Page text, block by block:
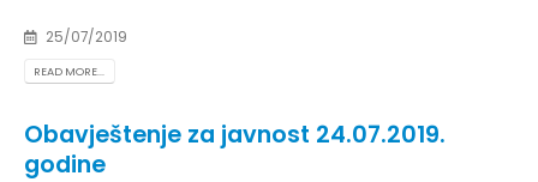
25/07/2019
READ MORE...
Obavještenje za javnost 24.07.2019.
godine